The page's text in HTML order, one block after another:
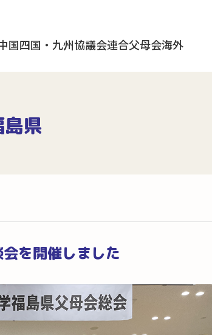
国四国・九州協議会連合父母会海外
県
を開催しました